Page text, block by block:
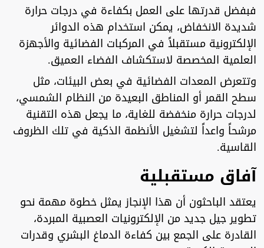
فبفضل قدرتها على العمل بكفاءة في درجات حرارة
شديدة الانخفاض، يمكن استخدام هذه الدوائر
الإلكترونية مستقبلاً في المركبات الفضائية والأجهزة
العلمية المخصصة لاستكشاف الفضاء العميق.
وتتعرض المعدات الفضائية في بعض البيئات، مثل
سطح القمر أو المناطق البعيدة من النظام الشمسي،
لدرجات حرارة منخفضة للغاية، ما يجعل هذه التقنية
مرشحاً واعداً لتشغيل الأنظمة الذكية في تلك الظروف
القاسية.
آفاق مستقبلية
يعتقد الباحثون أن هذا الإنجاز يمثل خطوة مهمة نحو
تطوير جيل جديد من الإلكترونيات العصبية المبردة،
القادرة على الجمع بين كفاءة الدماغ البشري وقدرات